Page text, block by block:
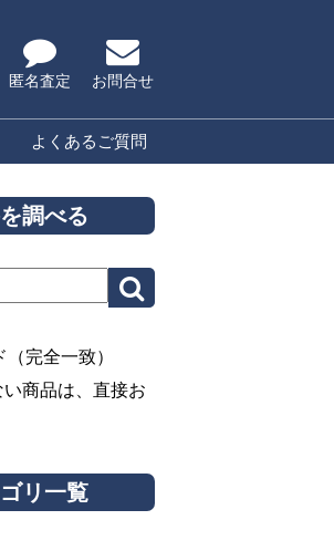
匿名査定 お問合せ
よくあるご質問
調べる
完全一致）
商品は、直接お
リ一覧